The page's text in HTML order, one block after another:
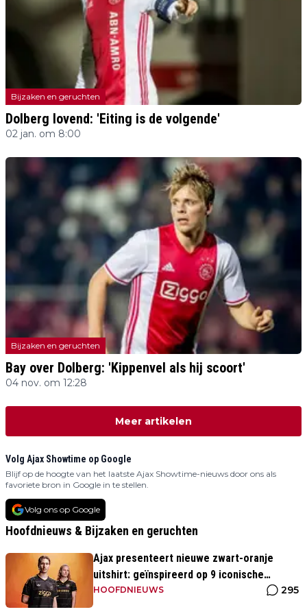
Bijzaken en geruchten
Dolberg lovend: 'Eiting is de volgende'
02 jan. om 8:00
Bijzaken en geruchten
Bay over Dolberg: 'Kippenvel als hij scoort'
04 nov. om 12:28
Meer artikelen
Volg Ajax Showtime op Google
Blijf op de hoogte van het laatste Ajax Showtime-nieuws door ons als
favoriete bron in Google in te stellen.
Volg ons op Google
Hoofdnieuws & Bijzaken en geruchten
Ajax presenteert nieuwe zwart-oranje
uitshirt: geïnspireerd op 9 iconische
momenten uit clubhistorie
HOOFDNIEUWS 295